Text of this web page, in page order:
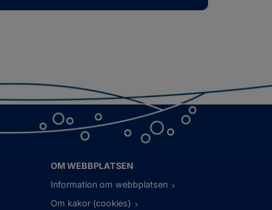
OM WEBBPLATSEN
Information om webbplatsen
Om kakor (cookies)